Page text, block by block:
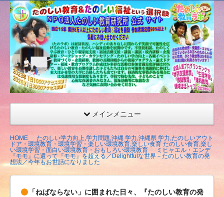
たの
しい
教育
研究
所
（沖
縄）
公式
ト
メインメニュー
HOME
たのしい学力向上,学力問題,沖縄 学力,沖縄県 学力,たのしいアウト
ドア・環境教育・環境学習・楽しい環境教育,楽しい食育 たのしい食育,楽し
い環境学習・面白い環境教育・おもしろい環境教育
ミヒャエル・エンデ
『モモ』に還って『モモ』を超える／Delightfulな世界－たのしい教育の発
想法／今年もお世話になりました
「ねばならない」に囲まれた日々、『たのしい教育の発